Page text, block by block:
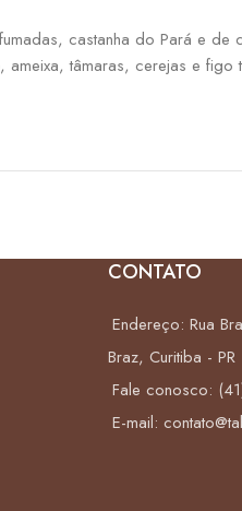
castanha do Pará e de
ameixa, tâmaras, cerejas e figo
CONTATO
Endereço: Rua
Braz, Curitiba - PR
Fale conosco:
E-mail: